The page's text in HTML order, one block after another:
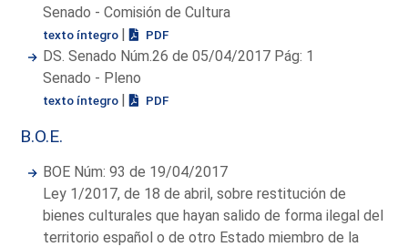
Senado - Comisión de Cultura
texto íntegro | PDF
DS. Senado Núm.26 de 05/04/2017 Pág: 1
Senado - Pleno
texto íntegro | PDF
B.O.E.
BOE Núm: 93 de 19/04/2017
Ley 1/2017, de 18 de abril, sobre restitución de
bienes culturales que hayan salido de forma ilegal del
territorio español o de otro Estado miembro de la